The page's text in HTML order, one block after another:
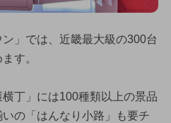
ン」では、近畿最大級の300台
す。
丁」には100種類以上の景品
の「はんなり小路」も要チ